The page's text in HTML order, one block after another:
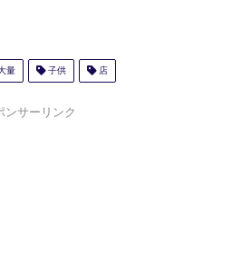
量 子供 店
ンサーリンク